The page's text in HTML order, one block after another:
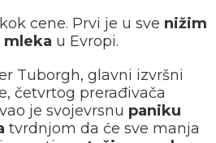
cene. Prvi je u sve nižim
mleka u Evropi.
Tuborgh, glavni izvršni
četvrtog prerađivača
je svojevrsnu paniku
tvrdnjom da će sve manja